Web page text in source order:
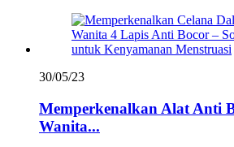
30/05/23
Memperkenalkan Alat Anti
Wanita...